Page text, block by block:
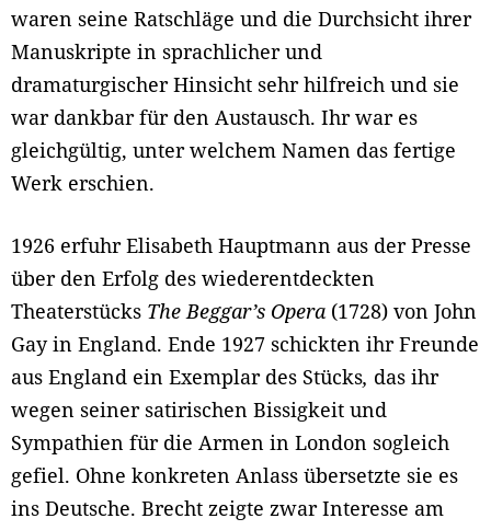
waren seine Ratschläge und die Durchsicht ihrer
Manuskripte in sprachlicher und
dramaturgischer Hinsicht sehr hilfreich und sie
war dankbar für den Austausch. Ihr war es
gleichgültig, unter welchem Namen das fertige
Werk erschien.
1926 erfuhr Elisabeth Hauptmann aus der Presse
über den Erfolg des wiederentdeckten
Theaterstücks The Beggar’s Opera (1728) von John
Gay in England. Ende 1927 schickten ihr Freunde
aus England ein Exemplar des Stücks, das ihr
wegen seiner satirischen Bissigkeit und
Sympathien für die Armen in London sogleich
gefiel. Ohne konkreten Anlass übersetzte sie es
ins Deutsche. Brecht zeigte zwar Interesse am